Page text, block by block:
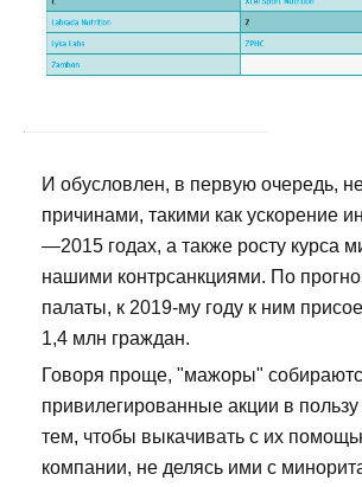
И обусловлен, в первую очередь,
причинами, такими как ускорение
—2015 годах, а также росту курса
нашими контрсанкциями. По
палаты, к 2019-му году к ним
1,4 млн граждан.
Говоря проще, "мажоры"
привилегированные акции в
тем, чтобы выкачивать с их
компании, не делясь ими с